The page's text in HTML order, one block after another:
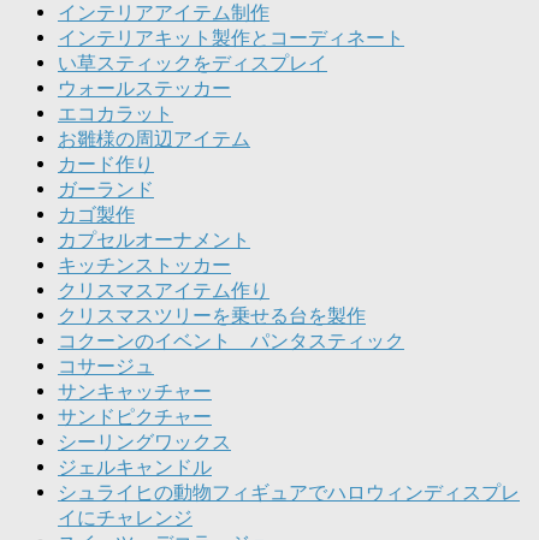
インテリアアイテム制作
インテリアキット製作とコーディネート
い草スティックをディスプレイ
ウォールステッカー
エコカラット
お雛様の周辺アイテム
カード作り
ガーランド
カゴ製作
カプセルオーナメント
キッチンストッカー
クリスマスアイテム作り
クリスマスツリーを乗せる台を製作
コクーンのイベント パンタスティック
コサージュ
サンキャッチャー
サンドピクチャー
シーリングワックス
ジェルキャンドル
シュライヒの動物フィギュアでハロウィンディスプレ
イにチャレンジ